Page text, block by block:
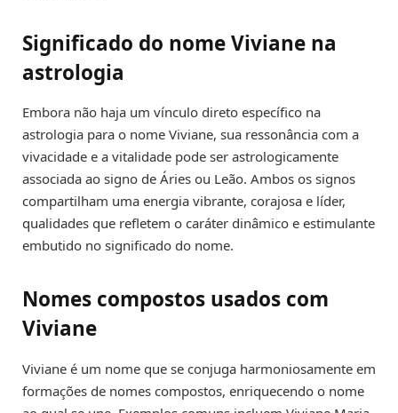
Significado do nome Viviane na
astrologia
Embora não haja um vínculo direto específico na
astrologia para o nome Viviane, sua ressonância com a
vivacidade e a vitalidade pode ser astrologicamente
associada ao signo de Áries ou Leão. Ambos os signos
compartilham uma energia vibrante, corajosa e líder,
qualidades que refletem o caráter dinâmico e estimulante
embutido no significado do nome.
Nomes compostos usados com
Viviane
Viviane é um nome que se conjuga harmoniosamente em
formações de nomes compostos, enriquecendo o nome